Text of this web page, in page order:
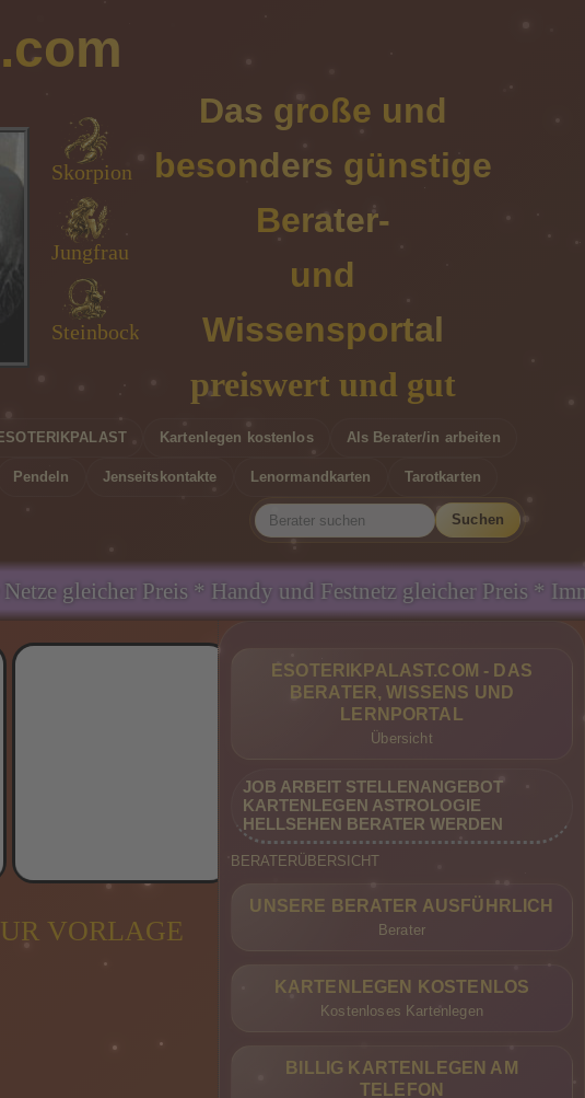
Skorpion
Jungfrau
Steinbock
Wassermann
Fische
Widder
Stier
Zwilling
Krebs
Loewe
Jungfrau
Waage
Das große und
besonders günstige
Berater-
und
Wissensportal
preiswert und gut
Kartenlegen kostenlos Als Berater/in arbeiten
Pendeln Jenseitskontakte Lenormandkarten Tarotkarten
Suchen
Handy und Festnetz gleicher Preis * Immer Günstig
VORLAGE
ESOTERIKPALAST.COM - DAS
BERATER, WISSENS UND
LERNPORTAL
Übersicht
JOB ARBEIT STELLENANGEBOT
KARTENLEGEN ASTROLOGIE
HELLSEHEN BERATER WERDEN
BERATERÜBERSICHT
UNSERE BERATER AUSFÜHRLICH
Berater
KARTENLEGEN KOSTENLOS
Kostenloses Kartenlegen
BILLIG KARTENLEGEN AM
TELEFON